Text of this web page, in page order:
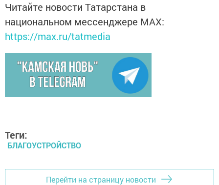
Читайте новости Татарстана в
национальном мессенджере MАХ:
https://max.ru/tatmedia
Теги:
БЛАГОУСТРОЙСТВО
Перейти на страницу новости